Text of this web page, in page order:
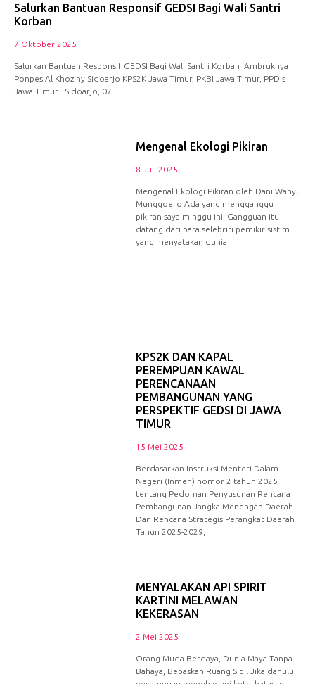
Salurkan Bantuan Responsif GEDSI Bagi Wali Santri
Korban
7 Oktober 2025
Salurkan Bantuan Responsif GEDSI Bagi Wali Santri Korban Ambruknya
Ponpes Al Khoziny Sidoarjo KPS2K Jawa Timur, PKBI Jawa Timur, PPDis
Jawa Timur Sidoarjo, 07
Mengenal Ekologi Pikiran
8 Juli 2025
Mengenal Ekologi Pikiran oleh Dani Wahyu
Munggoero Ada yang mengganggu
pikiran saya minggu ini. Gangguan itu
datang dari para selebriti pemikir sistim
yang menyatakan dunia
KPS2K DAN KAPAL
PEREMPUAN KAWAL
PERENCANAAN
PEMBANGUNAN YANG
PERSPEKTIF GEDSI DI JAWA
TIMUR
15 Mei 2025
Berdasarkan Instruksi Menteri Dalam
Negeri (Inmen) nomor 2 tahun 2025
tentang Pedoman Penyusunan Rencana
Pembangunan Jangka Menengah Daerah
Dan Rencana Strategis Perangkat Daerah
Tahun 2025-2029,
MENYALAKAN API SPIRIT
KARTINI MELAWAN
KEKERASAN
2 Mei 2025
Orang Muda Berdaya, Dunia Maya Tanpa
Bahaya, Bebaskan Ruang Sipil Jika dahulu